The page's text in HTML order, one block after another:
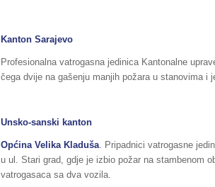
Kanton Sarajevo
Profesionalna vatrogasna jedinica Kantonalne
čega dvije na gašenju manjih požara u stanovima i
Unsko-sanski kanton
Općina Velika Kladuša . Pripadnici vatrogasne
u ul. Stari grad, gdje je izbio požar na stambenom
vatrogasaca sa dva vozila.